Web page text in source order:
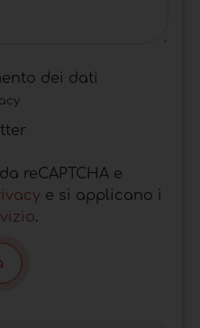
dei dati
reCAPTCHA e
e si applicano i
.